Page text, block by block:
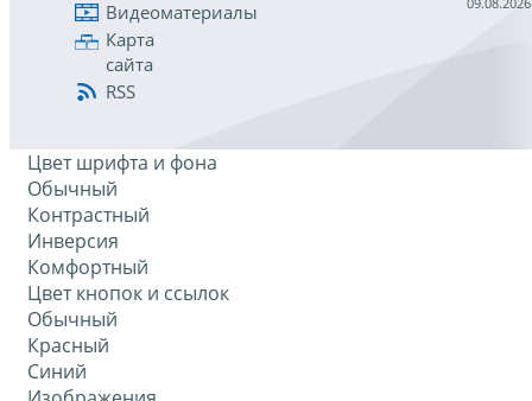
Видеоматериалы
Карта
сайта
RSS
Цвет шрифта и фона
Обычный
Контрастный
Инверсия
Комфортный
Цвет кнопок и ссылок
Обычный
Красный
Синий